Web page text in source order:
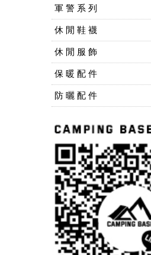
軍 警 系 列
休 閒 鞋 襪
休 閒 服 飾
保 暖 配 件
防 曬 配 件